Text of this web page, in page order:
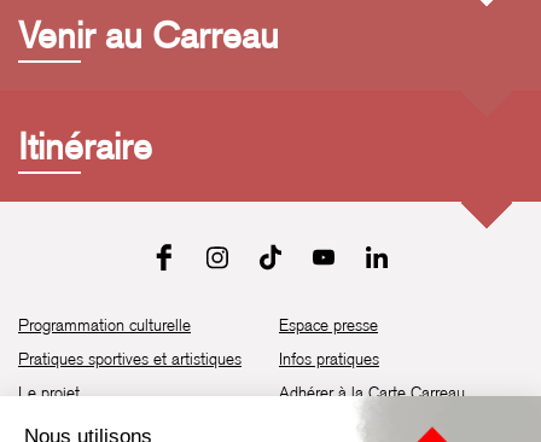
Venir au Carreau
Itinéraire
Programmation culturelle
Pratiques sportives et artistiques
Le projet
Brochure de saison 25-26
Espace presse
Infos pratiques
Adhérer à la Carte Carreau